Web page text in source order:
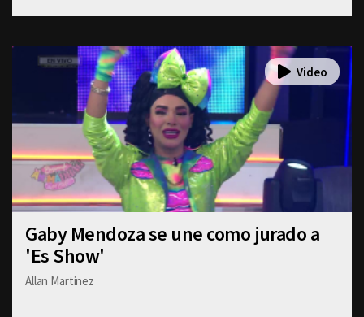
Gaby Mendoza se une como jurado a
'Es Show'
Allan Martinez